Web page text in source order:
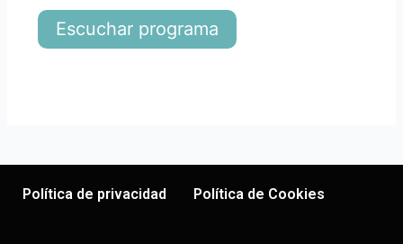
Escuchar programa
Política de privacidad Política de Cookies